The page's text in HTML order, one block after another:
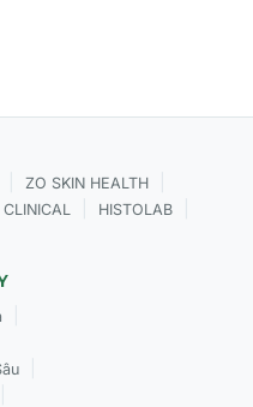
ZO SKIN HEALTH
CLINICAL HISTOLAB